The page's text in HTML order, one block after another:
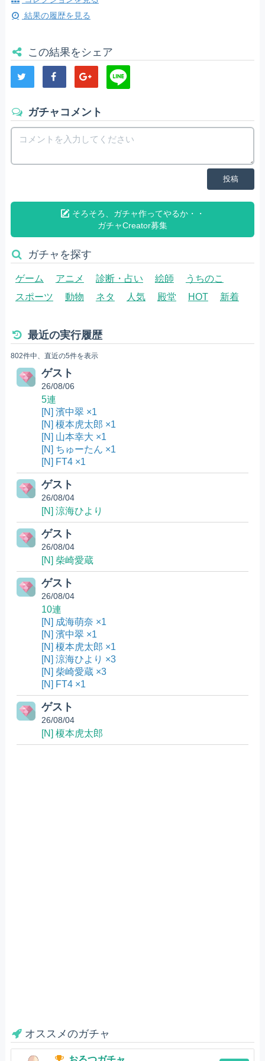
結果の履歴を見る
この結果をシェア
ガチャコメント
投稿
そろそろ、ガチャ作ってやるか・・
ガチャCreator募集
ガチャを探す
ゲーム アニメ 診断・占い 絵師
うちのこ
スポーツ
動物 ネタ 人気 殿堂 HOT 新着
最近の実行履歴
802件中、直近の5件を表示
ゲスト
26/08/06
5連
[N] 濱中翠 ×1
[N] 榎本虎太郎 ×1
[N] 山本幸大 ×1
[N] ちゅーたん ×1
[N] FT4 ×1
ゲスト
26/08/04
[N] 涼海ひより
ゲスト
26/08/04
[N] 柴崎愛蔵
ゲスト
26/08/04
10連
[N] 成海萌奈 ×1
[N] 濱中翠 ×1
[N] 榎本虎太郎 ×1
[N] 涼海ひより ×3
[N] 柴崎愛蔵 ×3
[N] FT4 ×1
ゲスト
26/08/04
[N] 榎本虎太郎
オススメのガチャ